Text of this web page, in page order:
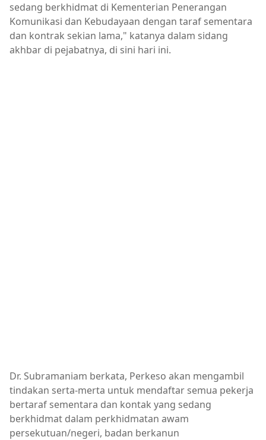
sedang berkhidmat di Kementerian Penerangan
Komunikasi dan Kebudayaan dengan taraf sementara
dan kontrak sekian lama," katanya dalam sidang
akhbar di pejabatnya, di sini hari ini.
Dr. Subramaniam berkata, Perkeso akan mengambil
tindakan serta-merta untuk mendaftar semua pekerja
bertaraf sementara dan kontak yang sedang
berkhidmat dalam perkhidmatan awam
persekutuan/negeri, badan berkanun